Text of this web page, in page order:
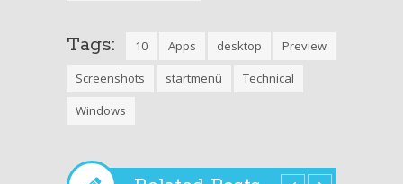
Tags: 10 Apps desktop
Preview
Screenshots
startmenü
Technical
Windows